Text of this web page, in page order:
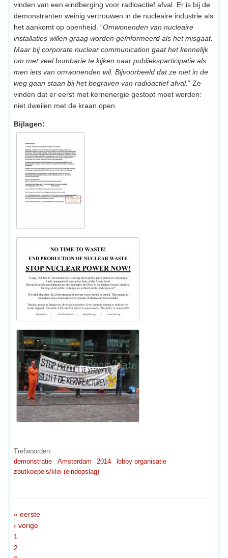
vinden van een eindberging voor radioactief afval. Er is bij de
demonstranten weinig vertrouwen in de nucleaire industrie als
het aankomt op openheid. “Omwonenden van nucleaire
installaties willen graag worden geïnformeerd als het misgaat.
Maar bij corporate nuclear communication gaat het kennelijk
om met veel bombarie te kijken naar publieksparticipatie als
men iets van omwonenden wil. Bijvoorbeeld dat ze niet in de
weg gaan staan bij het begraven van radioactief afval.” Ze
vinden dat er eerst met kernenergie gestopt moet worden:
niet dweilen met de kraan open.
Bijlagen:
Trefwoorden:
demonstratie
Amsterdam 2014
lobby organisatie
zoutkoepels/klei (eindopslag)
« eerste
‹ vorige
1
2